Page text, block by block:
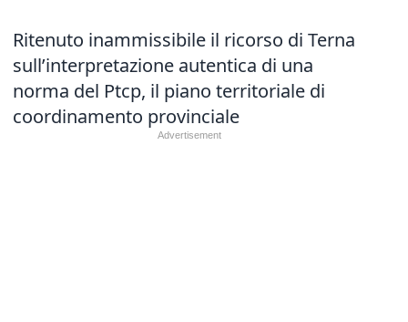
Ritenuto inammissibile il ricorso di Terna
sull’interpretazione autentica di una
norma del Ptcp, il piano territoriale di
coordinamento provinciale